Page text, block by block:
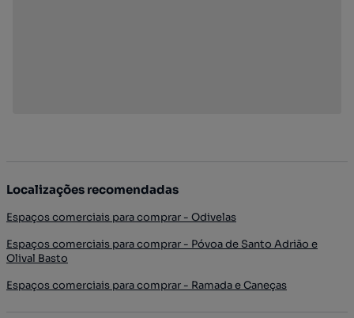
Localizações recomendadas
Espaços comerciais para comprar - Odivelas
Espaços comerciais para comprar - Póvoa de Santo Adrião e
Olival Basto
Espaços comerciais para comprar - Ramada e Caneças